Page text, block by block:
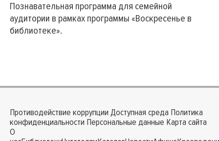
Познавательная программа для семейной
аудитории в рамках программы «Воскресенье в
библиотеке».
Противодействие коррупции Доступная среда Политика
конфиденциальности Персональные данные Карта сайта
О